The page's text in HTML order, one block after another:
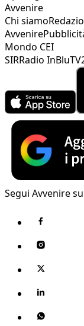
Avvenire
Chi siamo
Avvenire
Mondo CEI
SIRRadio InBlu
Segui Avvenire su